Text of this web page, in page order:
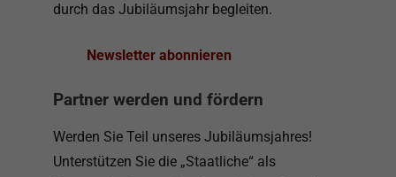
durch das Jubiläumsjahr begleiten.
Newsletter abonnieren
Partner werden und fördern
Werden Sie Teil unseres Jubiläumsjahres!
Unterstützen Sie die „Staatliche“ als